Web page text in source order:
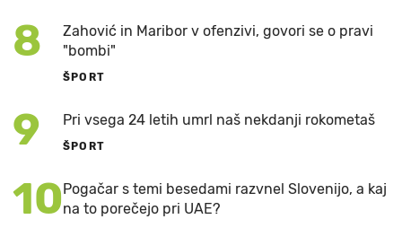
8
Zahović in Maribor v ofenzivi, govori se o pravi
"bombi"
ŠPORT
9 Pri vsega 24 letih umrl naš nekdanji rokometaš
ŠPORT
10Pogačar s temi besedami razvnel Slovenijo, a kaj
na to porečejo pri UAE?